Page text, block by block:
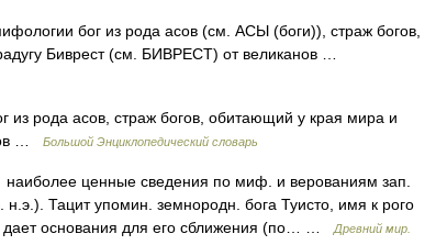
бог из рода асов (см. АСЫ (боги)), страж богов,
Биврест (см. БИВРЕСТ) от великанов …
из рода асов, страж богов, обитающий у края мира и
…
Большой Энциклопедический словарь
ценные сведения по миф. и верованиям зап.
Тацит упомин. земнородн. бога Туисто, имя к рого
дает основания для его сближения (по… …
Древний мир.